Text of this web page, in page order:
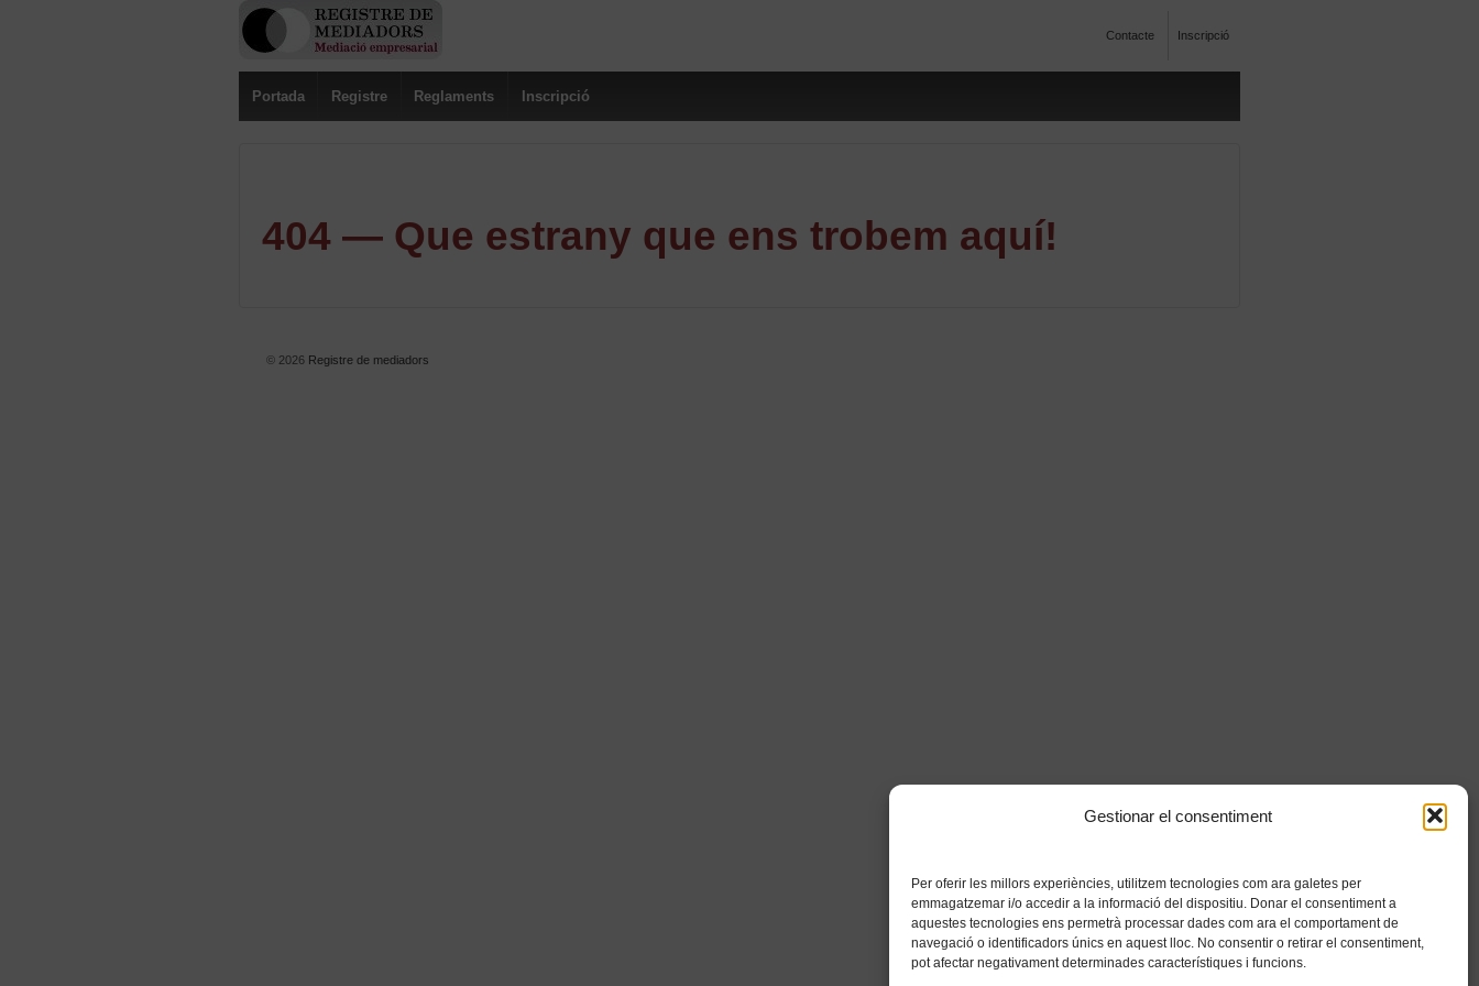
Gestionar el consentiment
Per oferir les millors experiències, utilitzem tecnologies com ara galetes per
emmagatzemar i/o accedir a la informació del dispositiu. Donar el consentiment a
aquestes tecnologies ens permetrà processar dades com ara el comportament de
navegació o identificadors únics en aquest lloc. No consentir o retirar el consentiment,
pot afectar negativament determinades característiques i funcions.
Contacte Inscripció
Portada Registre Reglaments Inscripció
404 — Que estrany que ens trobem aquí!
© 2026 Registre de mediadors